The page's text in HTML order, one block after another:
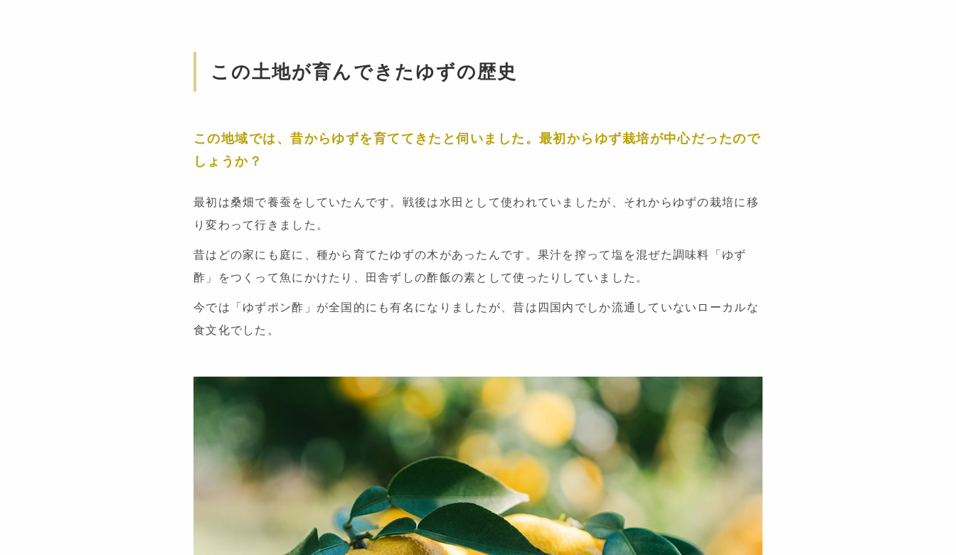
この土地が育んできたゆずの歴史
この地域では、昔からゆずを育ててきたと伺いました。最初からゆず栽培が中心だったので
しょうか？
最初は桑畑で養蚕をしていたんです。戦後は水田として使われていましたが、それからゆずの栽培に移
り変わって行きました。
昔はどの家にも庭に、種から育てたゆずの木があったんです。果汁を搾って塩を混ぜた調味料「ゆず
酢」をつくって魚にかけたり、田舎ずしの酢飯の素として使ったりしていました。
今では「ゆずポン酢」が全国的にも有名になりましたが、昔は四国内でしか流通していないローカルな
食文化でした。